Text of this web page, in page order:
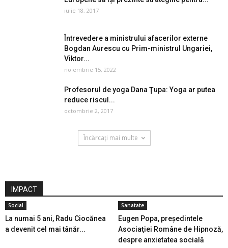
iulie 18, 2017
Întrevedere a ministrului afacerilor externe
Bogdan Aurescu cu Prim-ministrul Ungariei,
Viktor...
noiembrie 15, 2022
Profesorul de yoga Dana Ţupa: Yoga ar putea
reduce riscul...
octombrie 2, 2017
Încărcați mai multe
IMPACT
Social
La numai 5 ani, Radu Ciocănea
a devenit cel mai tânăr...
Sanatate
Eugen Popa, preşedintele
Asociaţiei Române de Hipnoză,
despre anxietatea socială